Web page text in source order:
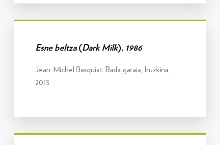
Esne beltza (Dark Milk), 1986
Jean-Michel Basquiat: Bada garaia, Iruzkina,
2015